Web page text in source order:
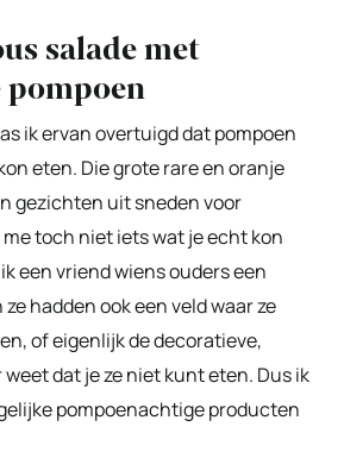
salade met
pompoen
ik ervan overtuigd dat pompoen
eten. Die grote rare en oranje
gezichten uit sneden voor
toch niet iets wat je echt kon
een vriend wiens ouders een
hadden ook een veld waar ze
of eigenlijk de decoratieve,
dat je ze niet kunt eten. Dus ik
pompoenachtige producten